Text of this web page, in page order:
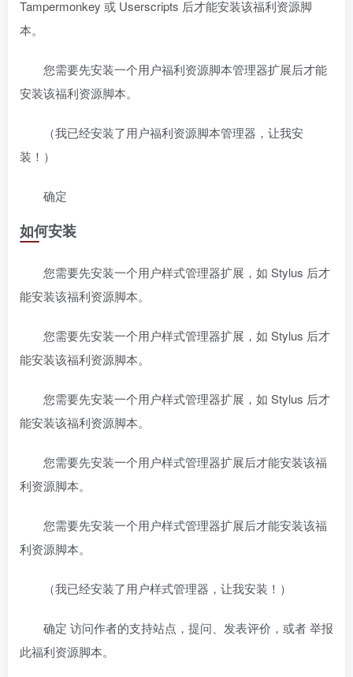
Tampermonkey 或 Userscripts 后才能安装该福利资源脚
本。
您需要先安装一个用户福利资源脚本管理器扩展后才能
安装该福利资源脚本。
（我已经安装了用户福利资源脚本管理器，让我安
装！）
确定
如何安装
您需要先安装一个用户样式管理器扩展，如 Stylus 后才
能安装该福利资源脚本。
您需要先安装一个用户样式管理器扩展，如 Stylus 后才
能安装该福利资源脚本。
您需要先安装一个用户样式管理器扩展，如 Stylus 后才
能安装该福利资源脚本。
您需要先安装一个用户样式管理器扩展后才能安装该福
利资源脚本。
您需要先安装一个用户样式管理器扩展后才能安装该福
利资源脚本。
（我已经安装了用户样式管理器，让我安装！）
确定 访问作者的支持站点，提问、发表评价，或者 举报
此福利资源脚本。